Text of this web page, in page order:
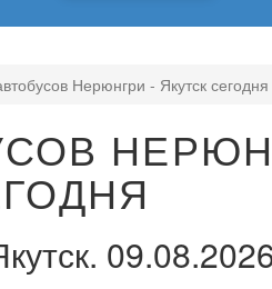
Нерюнгри - Якутск сегодня